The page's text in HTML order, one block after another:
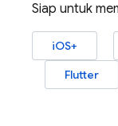
Siap untuk
iOS+
Flutter